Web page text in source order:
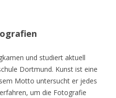
und studiert aktuell
Dortmund. Kunst ist eine
Motto untersucht er jedes
um die Fotografie